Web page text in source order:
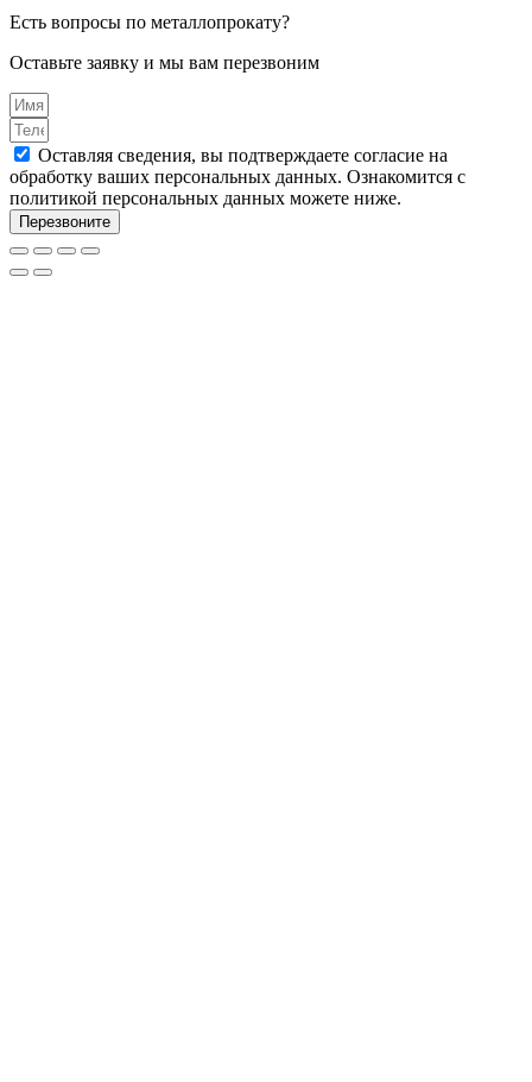
Есть вопросы по металлопрокату?
Оставьте заявку и мы вам перезвоним
Оставляя сведения, вы подтверждаете согласие на
обработку ваших персональных данных. Ознакомится с
политикой персональных данных можете ниже.
Перезвоните